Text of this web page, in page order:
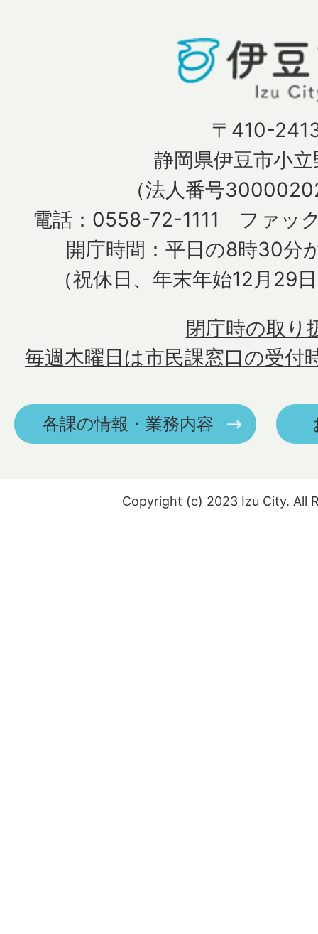
〒410-
静岡県伊豆市小
（法人番号
電話：0558-72-1111 ファッ
開庁時間：平日の8時30分
（祝休日、年末年始12月29
毎週木曜日は市民課窓口の受付
閉庁時の取り
各課の情報・業務内容
Copyright (c) 2023 Izu City. All